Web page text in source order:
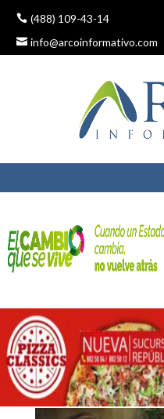
(488) 109-43-14
info@arcoinformativo.com
COMITÉ DE
AMPARA
DEL
24 enero, 2019